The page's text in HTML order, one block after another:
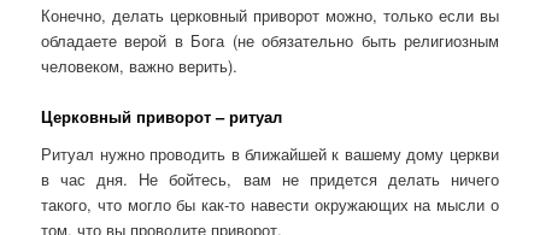
Конечно, делать церковный приворот можно, только если вы
обладаете верой в Бога (не обязательно быть религиозным
человеком, важно верить).
Церковный приворот – ритуал
Ритуал нужно проводить в ближайшей к вашему дому церкви
в час дня. Не бойтесь, вам не придется делать ничего
такого, что могло бы как-то навести окружающих на мысли о
том, что вы проводите приворот.